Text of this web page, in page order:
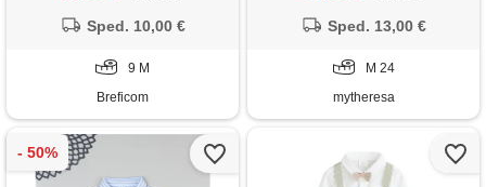
Sped. 10,00 €
9 M
Breficom
Sped. 13,00 €
M 24
mytheresa